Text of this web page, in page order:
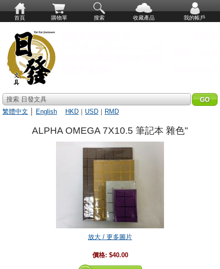
首頁 購物單 搜索 收藏產品 我的帳戶
搜索 日發文具
繁體中文
English HKD ｜ USD ｜ RMD
ALPHA OMEGA 7X10.5 筆記本 雜色"
放大 / 更多圖片
價格: $40.00